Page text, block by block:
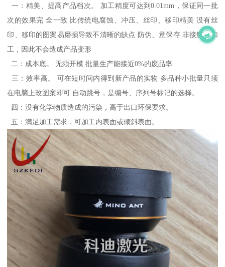
一：精美、提高产品档次。 加工精度可达到0.01mm，保证同一批
次的效果完 全一致 比传统电腐蚀、冲压、丝印、移印精美 没有丝
印、移印的图案易磨损导致不清晰的缺点 防伪、意保存 非接触式加
工，因此不会造成产品变形
二：成本底。 无须开模 批量生产能接近0%的废品率
三：效率高。 可在短时间内得到新产品的实物 多品种小批量只须
在电脑上改图案即可 自动跳号，是编号、序列号标记的选择。
四：没有化学物质造成的污染，高于出口环保要求。
五：满足加工需求，可加工内表面或倾斜表面。